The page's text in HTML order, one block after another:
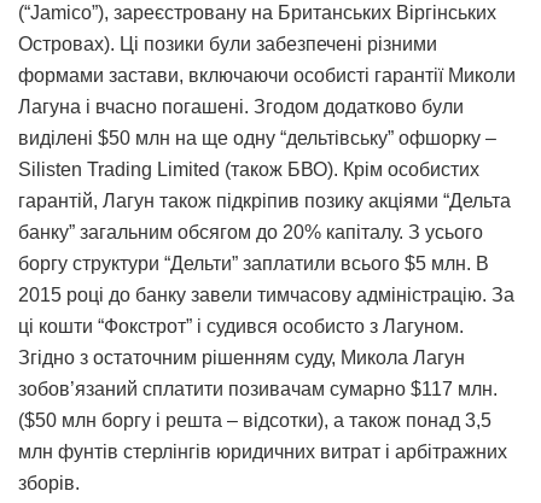
(“Jamico”), зареєстровану на Британських Віргінських
Островах). Ці позики були забезпечені різними
формами застави, включаючи особисті гарантії Миколи
Лагуна і вчасно погашені. Згодом додатково були
виділені $50 млн на ще одну “дельтівську” офшорку –
Silisten Trading Limited (також БВО). Крім особистих
гарантій, Лагун також підкріпив позику акціями “Дельта
банку” загальним обсягом до 20% капіталу. З усього
боргу структури “Дельти” заплатили всього $5 млн. В
2015 році до банку завели тимчасову адміністрацію. За
ці кошти “Фокстрот” і судився особисто з Лагуном.
Згідно з остаточним рішенням суду, Микола Лагун
зобов’язаний сплатити позивачам сумарно $117 млн.
($50 млн боргу і решта – відсотки), а також понад 3,5
млн фунтів стерлінгів юридичних витрат і арбітражних
зборів.